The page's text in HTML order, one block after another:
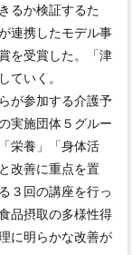
るか検証するた
連携したモデル事
を受賞した。「津
ていく。
が参加する介護予
実施団体５グルー
栄養」「身体活
改善に重点を置
３回の講座を行っ
品摂取の多様性得
に明らかな改善が